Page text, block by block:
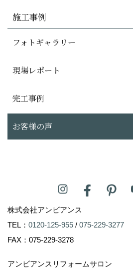
施工事例
フォトギャラリー
現場レポート
完工事例
お客様の声
株式会社アンビアンス
TEL： 0120-125-955 / 075-229-3277
FAX：075-229-3278
アンビアンスリフォームサロン